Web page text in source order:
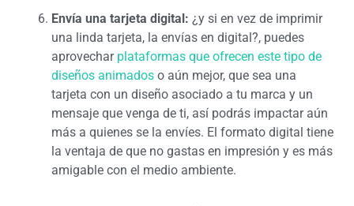
Envía una tarjeta digital: ¿y si en vez de imprimir
una linda tarjeta, la envías en digital?, puedes
aprovecharplataformas que ofrecen este tipo de
diseños animados o aún mejor, que sea una
tarjeta con un diseño asociado a tu marca y un
mensaje que venga de ti, así podrás impactar aún
más a quienes se la envíes. El formato digital tiene
la ventaja de que no gastas en impresión y es más
amigable con el medio ambiente.